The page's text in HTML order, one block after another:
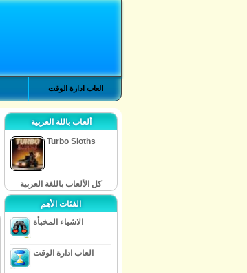
العاب ادارة الوقت
ألعاب باللة العربية
Turbo Sloths
كل الألعاب باللغة العربية
الفئات الأهم
الاشياء المخبأة
العاب ادارة الوقت